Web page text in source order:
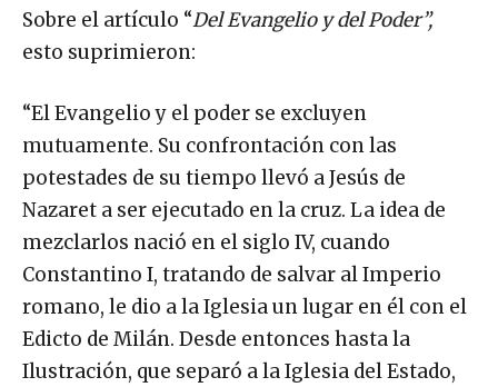
Sobre el artículo “Del Evangelio y del Poder”,
esto suprimieron:
“El Evangelio y el poder se excluyen
mutuamente. Su confrontación con las
potestades de su tiempo llevó a Jesús de
Nazaret a ser ejecutado en la cruz. La idea de
mezclarlos nació en el siglo IV, cuando
Constantino I, tratando de salvar al Imperio
romano, le dio a la Iglesia un lugar en él con el
Edicto de Milán. Desde entonces hasta la
Ilustración, que separó a la Iglesia del Estado,